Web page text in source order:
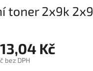
toner 2x9k
Kč
bez DPH